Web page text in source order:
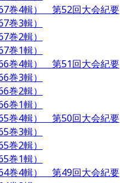
巻4輯） 第52回大会紀要
巻3輯）
巻2輯）
巻1輯）
巻4輯） 第51回大会紀要
巻3輯）
巻2輯）
巻1輯）
巻4輯） 第50回大会紀要
巻3輯）
巻2輯）
巻1輯）
巻4輯） 第49回大会紀要